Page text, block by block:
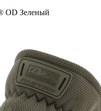
OD Зеленый